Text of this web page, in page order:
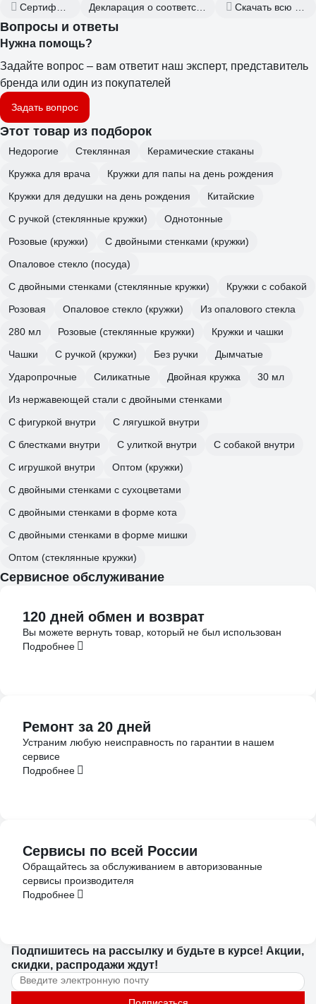
Декларация о соответствии от 2025.09.22
Вопросы и ответы
Нужна помощь?
Задайте вопрос – вам ответит наш эксперт, представитель
бренда или один из покупателей
Задать вопрос
Этот товар из подборок
Недорогие Стеклянная
Керамические стаканы
Кружка для врача
Кружки для папы на день рождения
Кружки для дедушки на день рождения
Китайские
С ручкой (стеклянные кружки)
Однотонные
Розовые (кружки)
С двойными стенками (кружки)
Опаловое стекло (посуда)
С двойными стенками (стеклянные кружки)
Кружки с собакой
Розовая
Опаловое стекло (кружки)
Из опалового стекла
280 мл
Розовые (стеклянные кружки)
Кружки и чашки
Чашки
С ручкой (кружки) Без ручки
Дымчатые
Ударопрочные
Силикатные Двойная кружка
30 мл
Из нержавеющей стали с двойными стенками
С фигуркой внутри
С лягушкой внутри
С блестками внутри
С улиткой внутри
С собакой внутри
С игрушкой внутри
Оптом (кружки)
С двойными стенками с сухоцветами
С двойными стенками в форме кота
С двойными стенками в форме мишки
Оптом (стеклянные кружки)
Сервисное обслуживание
120 дней обмен и возврат
Вы можете вернуть товар, который не был использован
Подробнее
Ремонт за 20 дней
Устраним любую неисправность по гарантии в нашем
сервисе
Подробнее
Сервисы по всей России
Обращайтесь за обслуживанием в авторизованные
сервисы производителя
Подробнее
Подпишитесь на рассылку и будьте в курсе! Акции,
скидки, распродажи ждут!